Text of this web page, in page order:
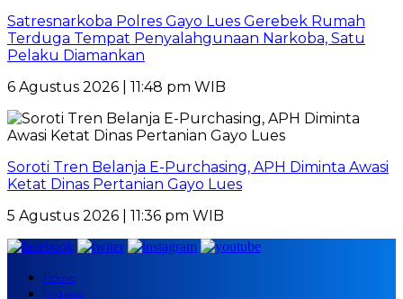
Satresnarkoba Polres Gayo Lues Gerebek Rumah
Terduga Tempat Penyalahgunaan Narkoba, Satu
Pelaku Diamankan
6 Agustus 2026 | 11:48 pm WIB
Soroti Tren Belanja E-Purchasing, APH Diminta Awasi
Ketat Dinas Pertanian Gayo Lues
5 Agustus 2026 | 11:36 pm WIB
Home
Redaksi